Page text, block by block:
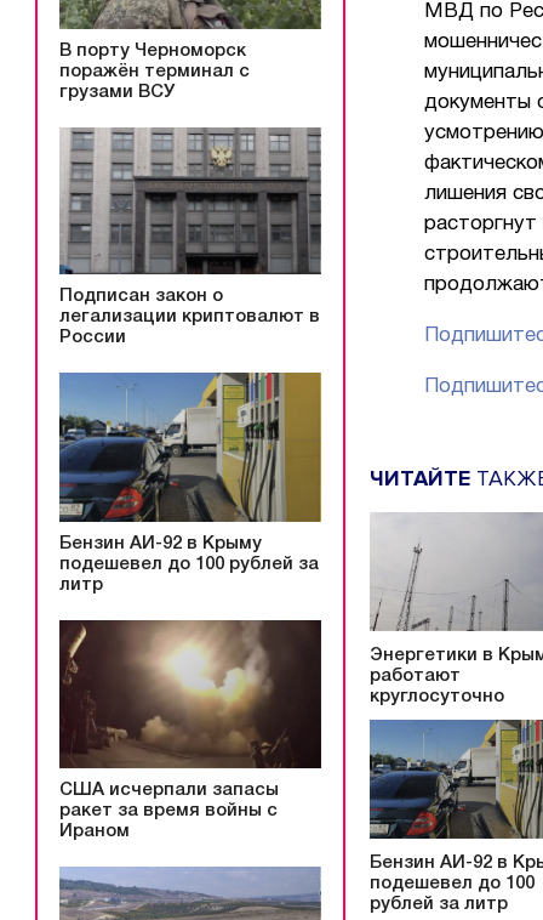
В порту Черноморск
поражён терминал с
грузами ВСУ
Подписан закон о
легализации криптовалют в
России
Бензин АИ-92 в Крыму
подешевел до 100 рублей за
литр
США исчерпали запасы
ракет за время войны с
Ираном
МВД по
документы
лишения
ЧИТАЙТЕ
Энергетики в
работают
круглосуточно
Бензин АИ-92 в
подешевел до 100
рублей за литр